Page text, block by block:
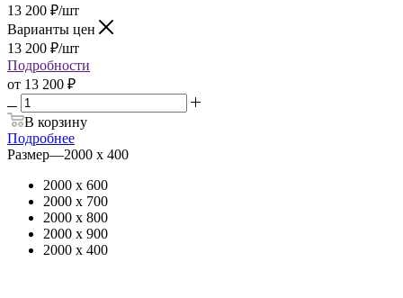
13 200 ₽/шт
Варианты цен
13 200 ₽/шт
Подробности
от 13 200 ₽
В корзину
Подробнее
Размер—2000 х 400
2000 х 600
2000 х 700
2000 х 800
2000 х 900
2000 х 400